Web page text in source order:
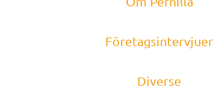
Företagsintervjuer
Diverse